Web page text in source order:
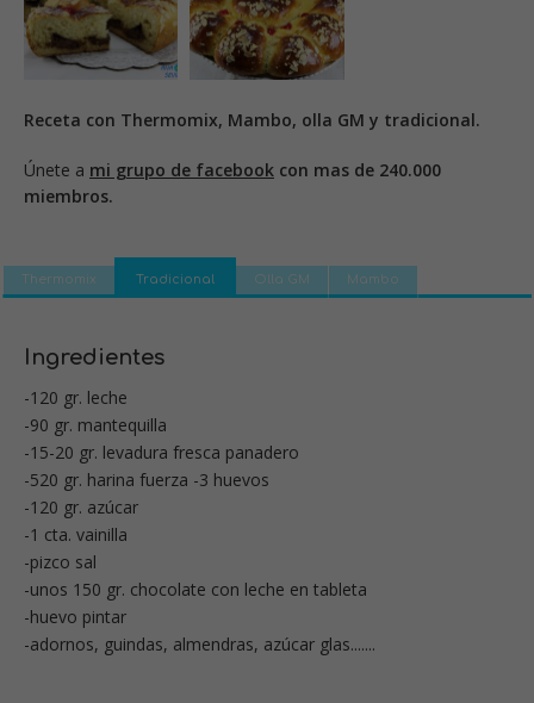
Receta con Thermomix, Mambo, olla GM y tradicional.
Únete a mi grupo de facebook con mas de 240.000
miembros.
Thermomix Tradicional Olla GM Mambo
Ingredientes
-120 gr. leche
-90 gr. mantequilla
-15-20 gr. levadura fresca panadero
-520 gr. harina fuerza -3 huevos
-120 gr. azúcar
-1 cta. vainilla
-pizco sal
-unos 150 gr. chocolate con leche en tableta
-huevo pintar
-adornos, guindas, almendras, azúcar glas.......